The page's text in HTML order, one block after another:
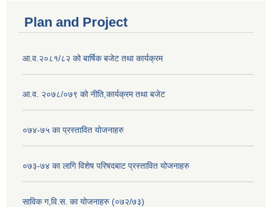
Plan and Project
आ.व.२०८१/८२ को बार्षिक बजेट तथा कार्यक्रम
आ.व. २०७८/०७९ को नीति,कार्यक्रम तथा बजेट
०७४-७५ का प्रस्तावित योजनाहरु
०७३-७४ का लागि विशेष परिषदबाट प्रस्तावित योजनाहरु
साविक ग,वि.स. का योजनाहरु (०७२/७३)